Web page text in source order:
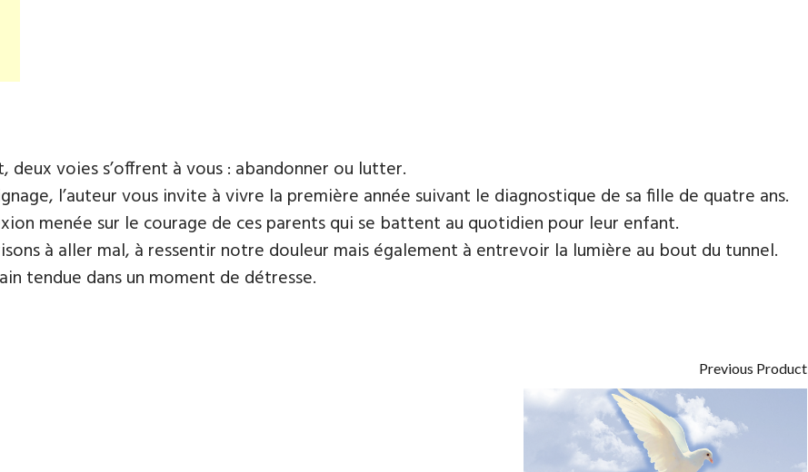
deux voies s’offrent à vous : abandonner ou lutter.
l’auteur vous invite à vivre la première année suivant le diagnostique de sa fille de quatre ans.
menée sur le courage de ces parents qui se battent au quotidien pour leur enfant.
à aller mal, à ressentir notre douleur mais également à entrevoir la lumière au bout du tunnel.
tendue dans un moment de détresse.
Previous Product